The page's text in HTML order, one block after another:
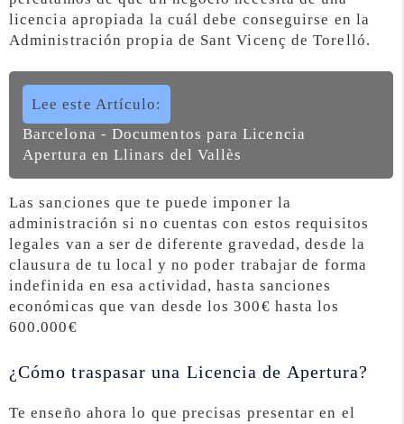
licencia apropiada la cuál debe conseguirse en la
Administración propia de Sant Vicenç de Torelló.
Lee este Artículo:
Barcelona - Documentos para Licencia
Apertura en Llinars del Vallès
Las sanciones que te puede imponer la
administración si no cuentas con estos requisitos
legales van a ser de diferente gravedad, desde la
clausura de tu local y no poder trabajar de forma
indefinida en esa actividad, hasta sanciones
económicas que van desde los 300€ hasta los
600.000€
¿Cómo traspasar una Licencia de Apertura?
Te enseño ahora lo que precisas presentar en el